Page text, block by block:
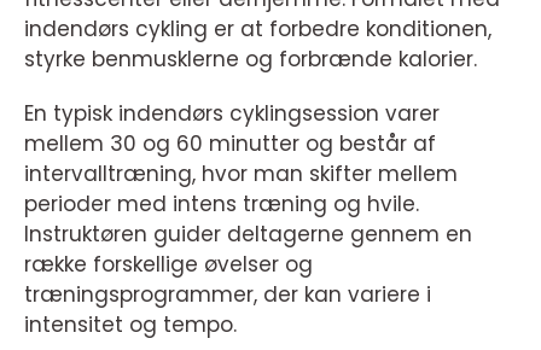
indendørs cykling er at forbedre konditionen,
styrke benmusklerne og forbrænde kalorier.
En typisk indendørs cyklingsession varer
mellem 30 og 60 minutter og består af
intervalltræning, hvor man skifter mellem
perioder med intens træning og hvile.
Instruktøren guider deltagerne gennem en
række forskellige øvelser og
træningsprogrammer, der kan variere i
intensitet og tempo.